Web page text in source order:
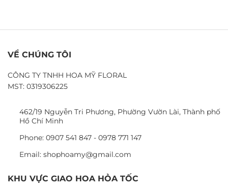
VỀ CHÚNG TÔI
CÔNG TY TNHH HOA MỸ FLORAL
MST: 0319306225
462/19 Nguyễn Tri Phương, Phường Vườn Lài, Thành phố
Hồ Chí Minh
Phone: 0907 541 847 - 0978 771 147
Email: shophoamy@gmail.com
KHU VỰC GIAO HOA HỎA TỐC